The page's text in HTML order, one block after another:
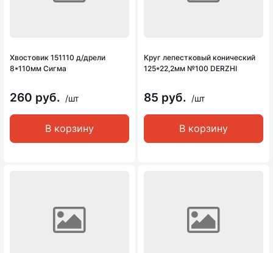
Хвостовик 151110 д/дрели
8*110мм Сигма
260 руб. /шт
В корзину
Круг лепестковый конический
125*22,2мм №100 DERZHI
85 руб. /шт
В корзину